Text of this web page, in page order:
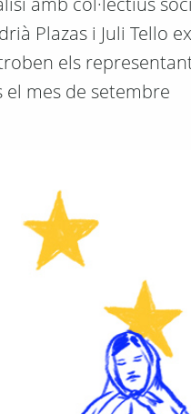
Plazas i Juli Tello
els
mes de setembre